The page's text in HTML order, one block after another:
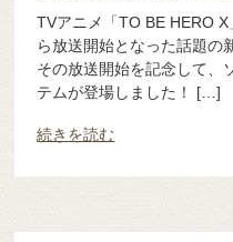
TVアニメ「TO BE HERO
ら放送開始となった話題の
その放送開始を記念して、
テムが登場しました！ […]
続きを読む